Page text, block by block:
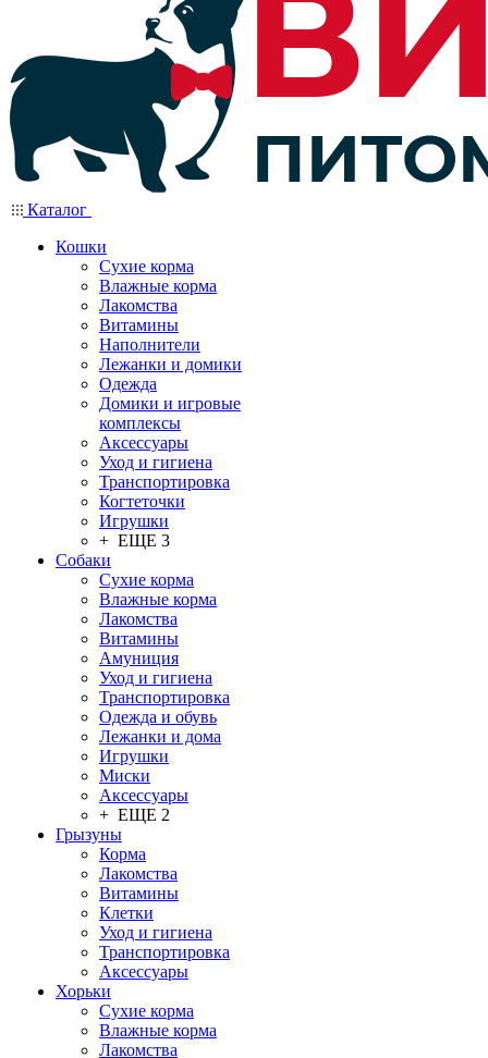
Каталог
Кошки
Сухие корма
Влажные корма
Лакомства
Витамины
Наполнители
Лежанки и домики
Одежда
Домики и игровые
комплексы
Аксессуары
Уход и гигиена
Транспортировка
Когтеточки
Игрушки
+ ЕЩЕ 3
Собаки
Сухие корма
Влажные корма
Лакомства
Витамины
Амуниция
Уход и гигиена
Транспортировка
Одежда и обувь
Лежанки и дома
Игрушки
Миски
Аксессуары
+ ЕЩЕ 2
Грызуны
Корма
Лакомства
Витамины
Клетки
Уход и гигиена
Транспортировка
Аксессуары
Хорьки
Сухие корма
Влажные корма
Лакомства